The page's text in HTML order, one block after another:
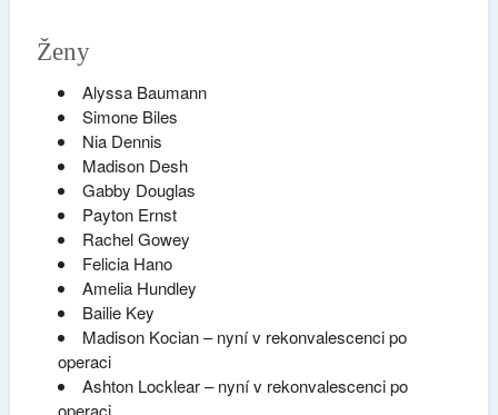
Ženy
Alyssa Baumann
Simone Biles
Nia Dennis
Madison Desh
Gabby Douglas
Payton Ernst
Rachel Gowey
Felicia Hano
Amelia Hundley
Bailie Key
Madison Kocian – nyní v rekonvalescenci po
operaci
Ashton Locklear – nyní v rekonvalescenci po
operaci